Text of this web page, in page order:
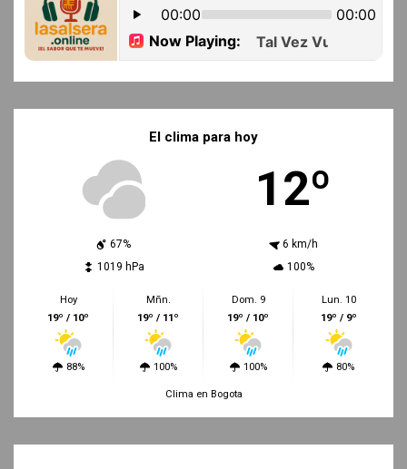
El clima para hoy
12º
67%
6 km/h
1019 hPa
100%
Hoy
19º / 10º
88%
Mñn.
19º / 11º
100%
Dom. 9
19º / 10º
100%
Lun. 10
19º / 9º
80%
Clima en Bogota